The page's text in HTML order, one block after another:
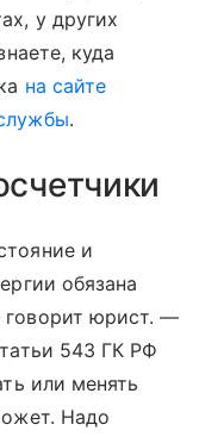
у других
куда
на сайте
.
и
обязана
юрист. —
543 ГК РФ
или менять
Надо